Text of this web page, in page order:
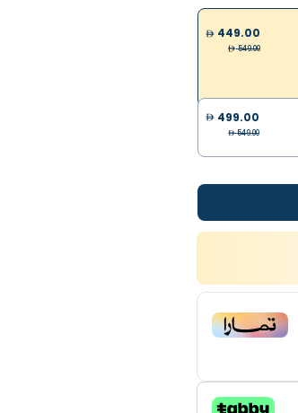
449.00
549.00
499.00
549.00